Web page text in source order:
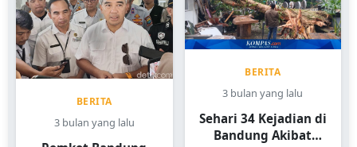
BERITA
3 bulan yang lalu
BERITA
3 bulan yang lalu
Sehari 34 Kejadian di
Bandung Akibat